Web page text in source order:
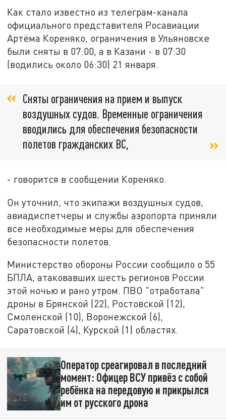
Как стало известно из телеграм-канала
официального представителя Росавиации
Артёма Кореняко, ограничения в Ульяновске
были сняты в 07:00, а в Казани - в 07:30
(водились около 06:30) 21 января.
Сняты ограничения на прием и выпуск
воздушных судов. Временные ограничения
вводились для обеспечения безопасности
полетов гражданских ВС,
- говорится в сообщении Кореняко.
Он уточнил, что экипажи воздушных судов,
авиадиспетчеры и службы аэропорта приняли
все необходимые меры для обеспечения
безопасности полетов.
Министерство обороны России сообщило о 55
БПЛА, атаковавших шесть регионов России
этой ночью и рано утром. ПВО "отработала"
дроны в Брянской (22), Ростовской (12),
Смоленской (10), Воронежской (6),
Саратовской (4), Курской (1) областях.
Оператор среагировал в последний
момент: Офицер ВСУ привёз с собой
ребёнка на передовую и прикрылся
им от русского дрона